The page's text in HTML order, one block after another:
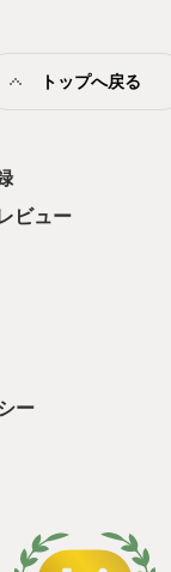
じような感情を抱いたこ
ズムゲーム形式ですが
もあり、正直なところ少
も、とてもユニークな
ちな感情を思い出させて
セクシャリティに踏み込
愛者なのかどうか、まだ
り印象深いものにして
ーム制作チーム Studio
られています。 英語で
されており、 日本語のほ
イすることができました
叫べ青春』は
トップへ戻る
ビュー
ー